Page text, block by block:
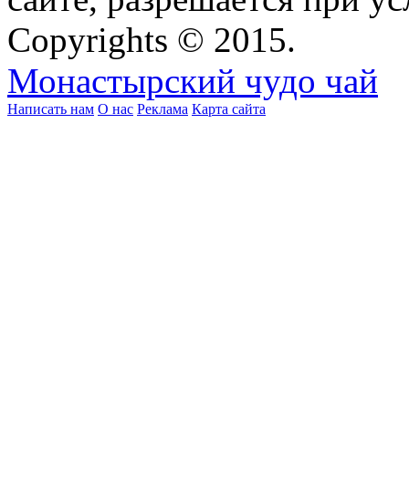
Copyrights © 2015.
Монастырский чудо чай
Написать нам О нас Реклама Карта сайта